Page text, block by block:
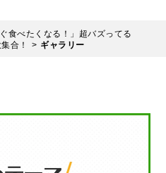
ぐ食べたくなる！」超バズってる
合！
ギャラリー